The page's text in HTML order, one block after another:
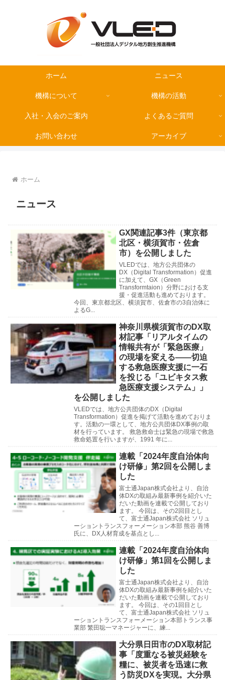
ホーム ニュース
機構について 機構の活動
入社・入会のご案内 よくあるご質問
お問い合わせ アーカイブ
ホーム
ニュース
GX関連記事3件（東京都
北区・横須賀市・佐倉
市）を公開しました
VLEDでは、地方公共団体の
DX（Digital Transformation）促進
に加えて、GX（Green
Transformtaion）分野における支
援・促進活動も進めております。
今回、東京都北区、横須賀市、佐倉市の3自治体に
よるG...
神奈川県横須賀市のDX取
材記事「リアルタイムの
情報共有が「緊急医療」
の現場を変える——切迫
する救急医療支援に一石
を投じる「ユビキタス救
急医療支援システム」」
を公開しました
VLEDでは、地方公共団体のDX（Digital
Transformation）促進を掲げて活動を進めておりま
す。活動の一環として、地方公共団体DX事例の取
材を行っています。 救急救命士は緊急の現場で救急
救命処置を行いますが、1991 年に...
連載「2024年度自治体向
け研修」第2回を公開しま
した
富士通Japan株式会社より、自治
体DXの取組み最新事例を紹介いた
だいた動画を連載で公開しており
ます。 今回は、その2回目とし
て、富士通Japan株式会社 ソリュ
ーショントランスフォーメーション本部 熊谷 善博
氏に、DX人材育成を基点とし...
連載「2024年度自治体向
け研修」第1回を公開しま
した
富士通Japan株式会社より、自治
体DXの取組み最新事例を紹介いた
だいた動画を連載で公開しており
ます。 今回は、その1回目とし
て、富士通Japan株式会社 ソリュ
ーショントランスフォーメーション本部トランス事
業部 繁田聡一マネージャーに、練...
大分県日田市のDX取材記
事「度重なる被災経験を
糧に、被災者を迅速に救
う防災DXを実現。大分県